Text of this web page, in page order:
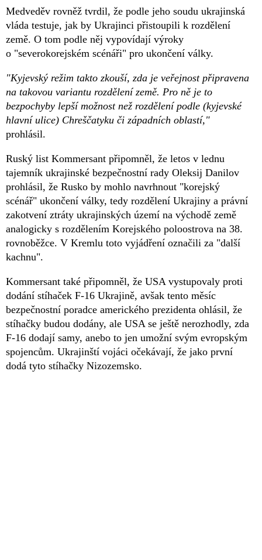
Medveděv rovněž tvrdil, že podle jeho soudu ukrajinská
vláda testuje, jak by Ukrajinci přistoupili k rozdělení
země. O tom podle něj vypovídají výroky
o "severokorejském scénáři" pro ukončení války.
"Kyjevský režim takto zkouší, zda je veřejnost připravena
na takovou variantu rozdělení země. Pro ně je to
bezpochyby lepší možnost než rozdělení podle (kyjevské
hlavní ulice) Chreščatyku či západních oblastí,"
prohlásil.
Ruský list Kommersant připomněl, že letos v lednu
tajemník ukrajinské bezpečnostní rady Oleksij Danilov
prohlásil, že Rusko by mohlo navrhnout "korejský
scénář" ukončení války, tedy rozdělení Ukrajiny a právní
zakotvení ztráty ukrajinských území na východě země
analogicky s rozdělením Korejského poloostrova na 38.
rovnoběžce. V Kremlu toto vyjádření označili za "další
kachnu".
Kommersant také připomněl, že USA vystupovaly proti
dodání stíhaček F-16 Ukrajině, avšak tento měsíc
bezpečnostní poradce amerického prezidenta ohlásil, že
stíhačky budou dodány, ale USA se ještě nerozhodly, zda
F-16 dodají samy, anebo to jen umožní svým evropským
spojencům. Ukrajinští vojáci očekávají, že jako první
dodá tyto stíhačky Nizozemsko.